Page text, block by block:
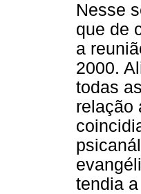
Nesse
que de
a
2000.
todas
relação
tendia